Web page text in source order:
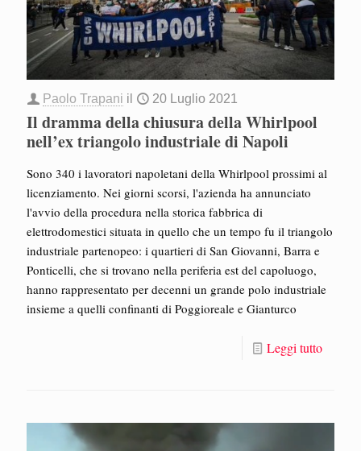
Paolo Trapani il 20 Luglio 2021
Il dramma della chiusura della Whirlpool
nell’ex triangolo industriale di Napoli
Sono 340 i lavoratori napoletani della Whirlpool prossimi al
licenziamento. Nei giorni scorsi, l'azienda ha annunciato
l'avvio della procedura nella storica fabbrica di
elettrodomestici situata in quello che un tempo fu il triangolo
industriale partenopeo: i quartieri di San Giovanni, Barra e
Ponticelli, che si trovano nella periferia est del capoluogo,
hanno rappresentato per decenni un grande polo industriale
insieme a quelli confinanti di Poggioreale e Gianturco
Leggi tutto